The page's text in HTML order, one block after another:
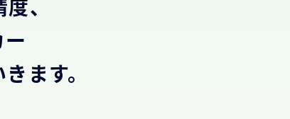
、
ます。